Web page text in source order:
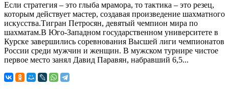
Если стратегия – это глыба мрамора, то тактика – это резец,
которым действует мастер, создавая произведение шахматного
искусства.Тигран Петросян, девятый чемпион мира по
шахматам.В Юго-Западном государственном университете в
Курске завершились соревнования Высшей лиги чемпионатов
России среди мужчин и женщин. В мужском турнире чистое
первое место занял Давид Паравян, набравший 6,5...